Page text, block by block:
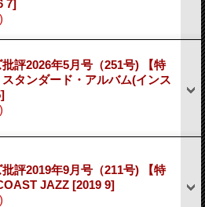
7]
評2026年5月号（251号) 【特
タンダード・アルバム(インス
評2019年9月号（211号) 【特
JAZZ [2019 9]